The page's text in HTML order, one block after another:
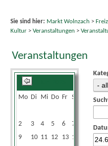
Sie sind hier: Markt Wolnzach >
Kultur> Veranstaltungen >
Veranstaltungen
Mo Di Mi Do Fr Sa
2
3 4 5 6 7
9
10 11 12 13 14